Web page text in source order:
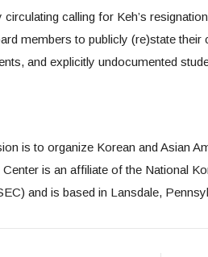
circulating calling for Keh’s
members to publicly (re)state
and explicitly undocumented
is to organize Korean and Asian
is an affiliate of the National
and is based in Lansdale,